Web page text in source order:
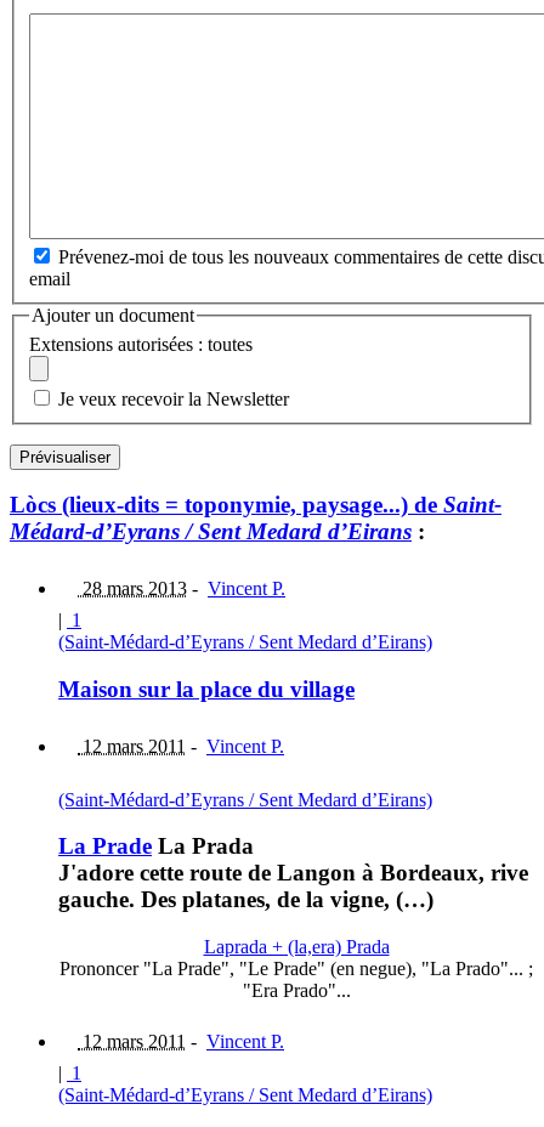
Prévenez-moi de tous les nouveaux commentaires de cette
email
Ajouter un document
Extensions autorisées : toutes
Je veux recevoir la Newsletter
Lòcs (lieux-dits = toponymie, paysage...) de Saint-
Médard-d’Eyrans / Sent Medard d’Eirans :
28 mars 2013 - Vincent P.
| 1
(Saint-Médard-d’Eyrans / Sent Medard d’Eirans)
Maison sur la place du village
12 mars 2011 - Vincent P.
(Saint-Médard-d’Eyrans / Sent Medard d’Eirans)
La Prade La Prada
J'adore cette route de Langon à Bordeaux, rive
gauche. Des platanes, de la vigne, (…)
Laprada + (la,era) Prada
Prononcer "La Prade", "Le Prade" (en negue), "La Prado"... ;
"Era Prado"...
12 mars 2011 - Vincent P.
| 1
(Saint-Médard-d’Eyrans / Sent Medard d’Eirans)